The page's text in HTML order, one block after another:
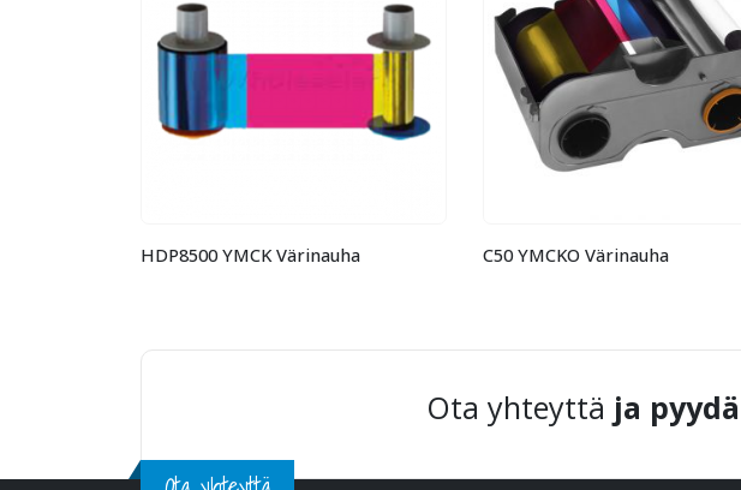
HDP8500 YMCK Värinauha C50 YMCKO Värinauha
Ota yhteyttä ja